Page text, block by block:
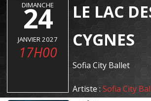
DIMANCHE
24
JANVIER 2027
17H00
LE LAC
CYGNES
Sofia City Ballet
Artiste :Sofia City